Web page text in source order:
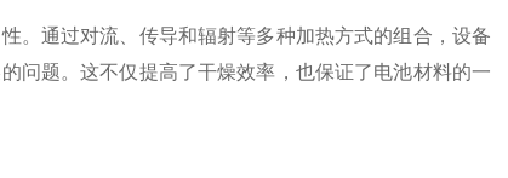
通过对流、传导和辐射等多种加热方式的组合，设备
问题。这不仅提高了干燥效率，也保证了电池材料的一